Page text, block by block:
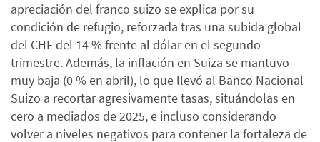
apreciación del franco suizo se explica por su
condición de refugio, reforzada tras una subida global
del CHF del 14 % frente al dólar en el segundo
trimestre. Además, la inflación en Suiza se mantuvo
muy baja (0 % en abril), lo que llevó al Banco Nacional
Suizo a recortar agresivamente tasas, situándolas en
cero a mediados de 2025, e incluso considerando
volver a niveles negativos para contener la fortaleza de